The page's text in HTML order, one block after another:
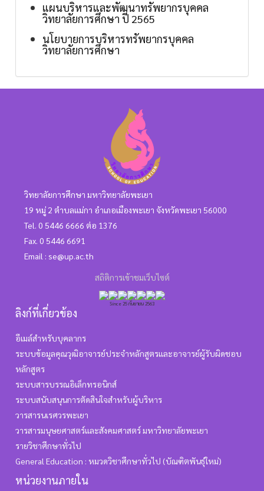
แผนบริหารและพัฒนาทรัพยากรบุคคล
วิทยาลัยการศึกษา ปี 2565
นโยบายการบริหารทรัพยากรบุคคล
วิทยาลัยการศึกษา
วิทยาลัยการศึกษา มหาวิทยาลัยพะเยา
19 หมู่ 2 ตำบลแม่กา อำเภอเมืองพะเยา จังหวัดพะเยา 56000
Tel. 0 5446 6666 ต่อ 1376
Fax. 0 5446 6691
Email : se@up.ac.th
สถิติการเข้าชมเว็บไซต์
Since 25 กันยายน 2563
ลิงก์ที่เกี่ยวข้อง
อีเมล์สำหรับบุคลากร
ระบบข้อมูลคุณวุฒิอาจารย์ประจำหลักสูตรและอาจารย์ผู้รับผิดชอบ
หลักสูตร
ระบบสารบรรณอิเล็กทรอนิกส์
ระบบสนับสนุนการตัดสินใจสำหรับผู้บริหาร
วารสารนเรศวรพะเยา
วารสารมนุษยศาสตร์และสังคมศาสตร์ มหาวิทยาลัยพะเยา
รายวิชาศึกษาทั่วไป
General Education : หมวดวิชาศึกษาทั่วไป (บัณฑิตพันธุ์ใหม่)
หน่วยงานภายใน